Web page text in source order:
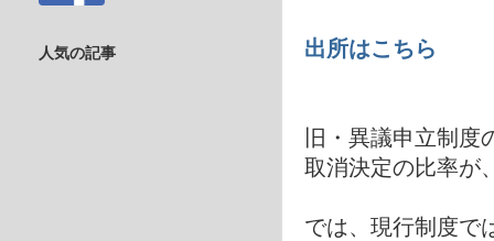
出所はこちら
旧・異議申立制度
取消決定の比率が
では、現行制度で
人気の記事